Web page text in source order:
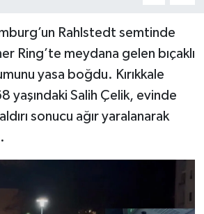
Rahlstedt semtinde
Ring’te meydana gelen bıçaklı
yasa boğdu. Kırıkkale
yaşındaki Salih Çelik, evinde
sonucu ağır yaralanarak